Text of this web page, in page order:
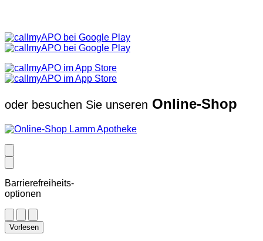
oder besuchen Sie unseren Online-Shop
Barrierefreiheits-
optionen
Vorlesen